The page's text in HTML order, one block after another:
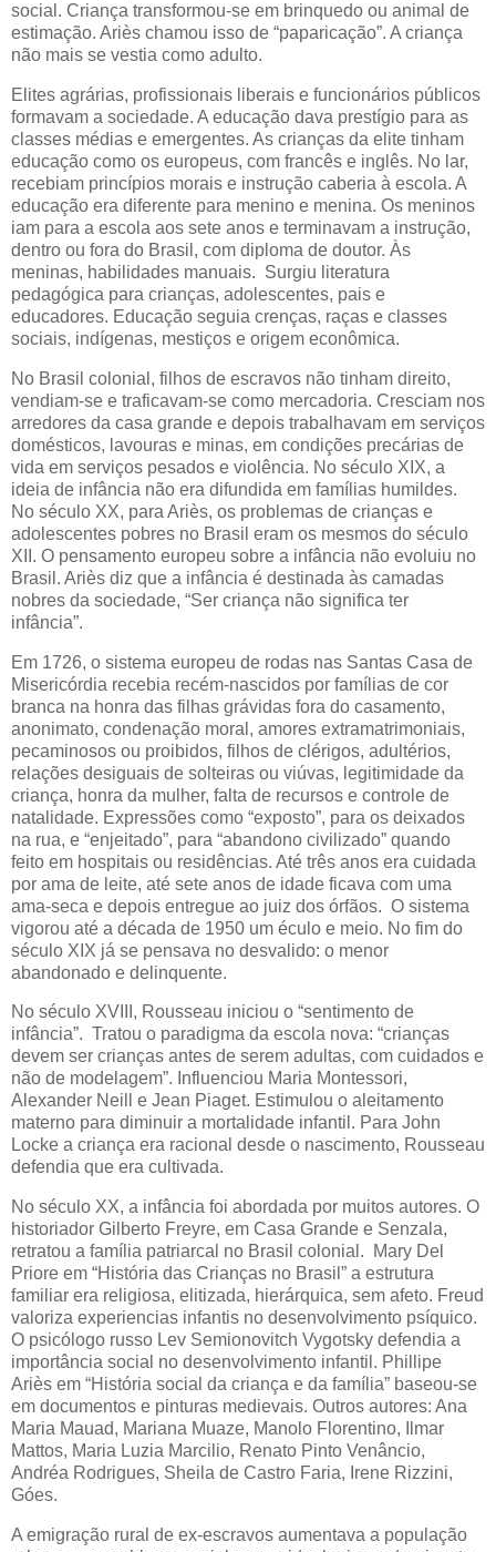
social. Criança transformou-se em brinquedo ou animal de
estimação. Ariès chamou isso de “paparicação”. A criança
não mais se vestia como adulto.
Elites agrárias, profissionais liberais e funcionários públicos
formavam a sociedade. A educação dava prestígio para as
classes médias e emergentes. As crianças da elite tinham
educação como os europeus, com francês e inglês. No lar,
recebiam princípios morais e instrução caberia à escola. A
educação era diferente para menino e menina. Os meninos
iam para a escola aos sete anos e terminavam a instrução,
dentro ou fora do Brasil, com diploma de doutor. Às
meninas, habilidades manuais. Surgiu literatura
pedagógica para crianças, adolescentes, pais e
educadores. Educação seguia crenças, raças e classes
sociais, indígenas, mestiços e origem econômica.
No Brasil colonial, filhos de escravos não tinham direito,
vendiam-se e traficavam-se como mercadoria. Cresciam nos
arredores da casa grande e depois trabalhavam em serviços
domésticos, lavouras e minas, em condições precárias de
vida em serviços pesados e violência. No século XIX, a
ideia de infância não era difundida em famílias humildes.
No século XX, para Ariès, os problemas de crianças e
adolescentes pobres no Brasil eram os mesmos do século
XII. O pensamento europeu sobre a infância não evoluiu no
Brasil. Ariès diz que a infância é destinada às camadas
nobres da sociedade, “Ser criança não significa ter
infância”.
Em 1726, o sistema europeu de rodas nas Santas Casa de
Misericórdia recebia recém-nascidos por famílias de cor
branca na honra das filhas grávidas fora do casamento,
anonimato, condenação moral, amores extramatrimoniais,
pecaminosos ou proibidos, filhos de clérigos, adultérios,
relações desiguais de solteiras ou viúvas, legitimidade da
criança, honra da mulher, falta de recursos e controle de
natalidade. Expressões como “exposto”, para os deixados
na rua, e “enjeitado”, para “abandono civilizado” quando
feito em hospitais ou residências. Até três anos era cuidada
por ama de leite, até sete anos de idade ficava com uma
ama-seca e depois entregue ao juiz dos órfãos. O sistema
vigorou até a década de 1950 um éculo e meio. No fim do
século XIX já se pensava no desvalido: o menor
abandonado e delinquente.
No século XVIII, Rousseau iniciou o “sentimento de
infância”. Tratou o paradigma da escola nova: “crianças
devem ser crianças antes de serem adultas, com cuidados e
não de modelagem”. Influenciou Maria Montessori,
Alexander Neill e Jean Piaget. Estimulou o aleitamento
materno para diminuir a mortalidade infantil. Para John
Locke a criança era racional desde o nascimento, Rousseau
defendia que era cultivada.
No século XX, a infância foi abordada por muitos autores. O
historiador Gilberto Freyre, em Casa Grande e Senzala,
retratou a família patriarcal no Brasil colonial. Mary Del
Priore em “História das Crianças no Brasil” a estrutura
familiar era religiosa, elitizada, hierárquica, sem afeto. Freud
valoriza experiencias infantis no desenvolvimento psíquico.
O psicólogo russo Lev Semionovitch Vygotsky defendia a
importância social no desenvolvimento infantil. Phillipe
Ariès em “História social da criança e da família” baseou-se
em documentos e pinturas medievais. Outros autores: Ana
Maria Mauad, Mariana Muaze, Manolo Florentino, Ilmar
Mattos, Maria Luzia Marcilio, Renato Pinto Venâncio,
Andréa Rodrigues, Sheila de Castro Faria, Irene Rizzini,
Góes.
A emigração rural de ex-escravos aumentava a população